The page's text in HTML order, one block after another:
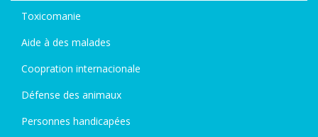
Toxicomanie
Aide à des malades
Coopration internacionale
Défense des animaux
Personnes handicapées